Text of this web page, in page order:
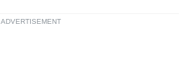
ADVERTISEMENT